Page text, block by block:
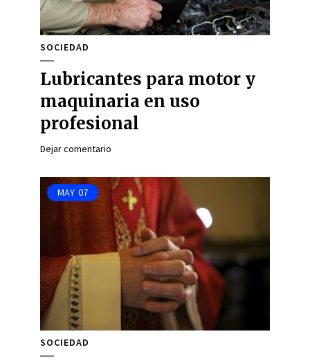
SOCIEDAD
Lubricantes para motor y
maquinaria en uso
profesional
Dejar comentario
MAY 07
SOCIEDAD